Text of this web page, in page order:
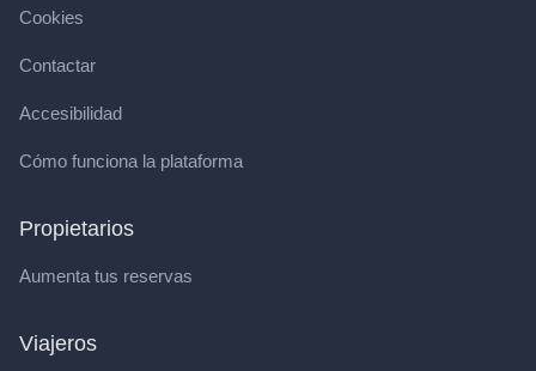
Cookies
Contactar
Accesibilidad
Cómo funciona la plataforma
Propietarios
Aumenta tus reservas
Viajeros